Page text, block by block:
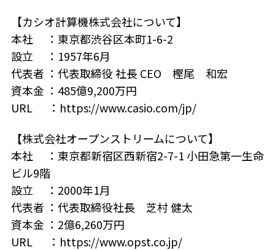
【カシオ計算機株式会社について】
本社 ：東京都渋谷区本町1-6-2
設立 ：1957年6月
代表者 ：代表取締役 社長 CEO 樫尾 和宏
資本金 ：485億9,200万円
URL ：https://www.casio.com/jp/
【株式会社オープンストリームについて】
本社 ：東京都新宿区西新宿2-7-1 小田急第一生命
ビル9階
設立 ：2000年1月
代表者 ：代表取締役社長 芝村 健太
資本金 ：2億6,260万円
URL ：https://www.opst.co.jp/